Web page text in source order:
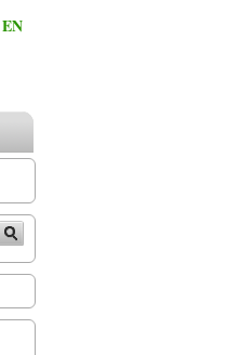
EN